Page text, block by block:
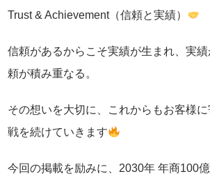
Trust & Achievement（信頼と実績）
信頼があるからこそ実績が生まれ、実
頼が積み重なる。
その想いを大切に、これからもお客様
戦を続けていきます
今回の掲載を励みに、2030年 年商100